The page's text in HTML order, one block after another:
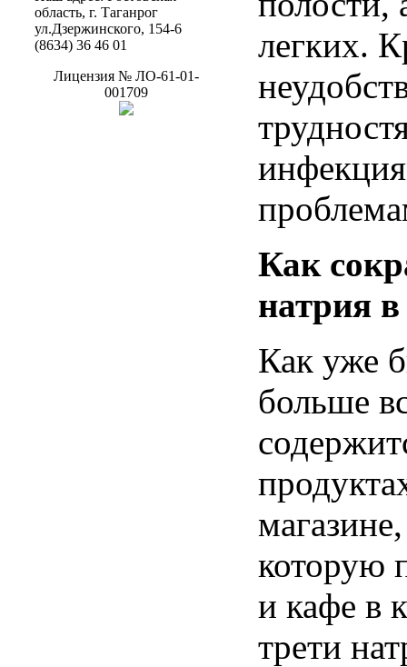
область, г. Таганрог
ул.Дзержинского, 154-6
(8634) 36 46 01
Лицензия№ ЛО-61-01-
001709
легких.
Как
натрия
Как уже
больше
магазине
которую
и кафе в
трети